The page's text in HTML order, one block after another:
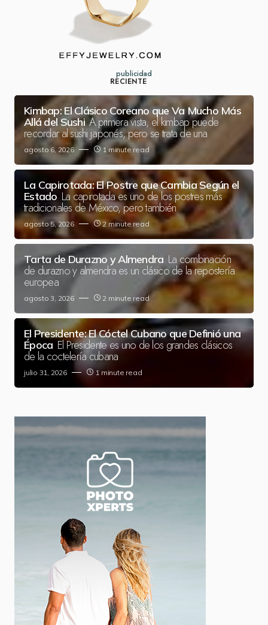
publicidad
RECIENTE
Kimbap: El Clásico Coreano que Va Mucho Más
Allá del Sushi A primera vista, el kimbap puede
recordar al sushi japonés, pero se trata de una
agosto 6, 2026 1 minute read
La Capirotada: El Postre que Cambia Según el
Estado La capirotada es uno de los postres más
tradicionales de México, pero también
agosto 5, 2026 2 minute read
Tarta de Durazno y Almendra La combinación
de durazno y almendra es un clásico de la repostería
europea
agosto 3, 2026 2 minute read
El Presidente: El Cóctel Cubano que Definió una
Época El Presidente es uno de los grandes clásicos
de la coctelería cubana
julio 31, 2026 1 minute read